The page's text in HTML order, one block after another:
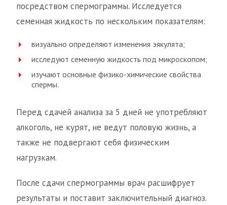
посредством спермограммы. Исследуется
семенная жидкость по нескольким показателям:
визуально определяют изменения эякулята;
исследуют семенную жидкость под микроскопом;
изучают основные физико-химические свойства
спермы.
Перед сдачей анализа за 5 дней не употребляют
алкоголь, не курят, не ведут половую жизнь, а
также не подвергают себя физическим
нагрузкам.
После сдачи спермограммы врач расшифрует
результаты и поставит заключительный диагноз.